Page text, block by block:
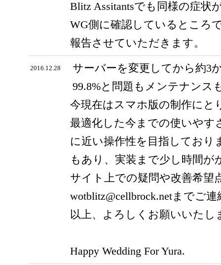
Blitz Assitantsでも同様の症状
WG側に確認しているところ
報告させていただきます。
2016.12.28
サーバーを変更してから約3
99.8%と問題もメンテナンス
今現在はスマホ版の制作に
最適化した今までの使いや
に近い操作性を目指しており
もあり、実装まで少し時間が
サイト上での疑問や改善希望
wotblitz@cellbrock.netまでご
以上、よろしくお願いいたし
Happy Wedding For Yura.